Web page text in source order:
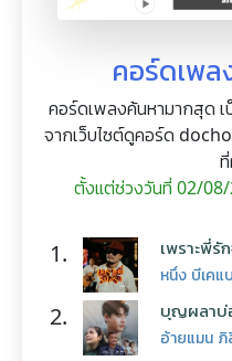
คอร์ดเพ
คอร์ดเพลงค้นหามากสุด
จากเว็บไซต์ดูคอร์ด
ตั้งแต่ช่วงวันที่ 02/
1. เพราะพี่รั
หนึ่ง บีเคแ
2. บุญผลาบ่
อ้ายแมน